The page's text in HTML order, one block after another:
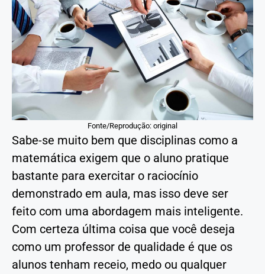
Fonte/Reprodução: original
Sabe-se muito bem que disciplinas como a
matemática exigem que o aluno pratique
bastante para exercitar o raciocínio
demonstrado em aula, mas isso deve ser
feito com uma abordagem mais inteligente.
Com certeza última coisa que você deseja
como um professor de qualidade é que os
alunos tenham receio, medo ou qualquer